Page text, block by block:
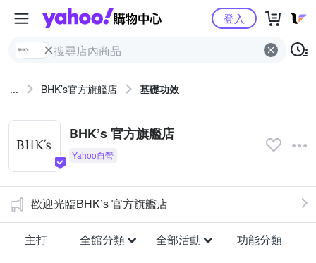
Yahoo購物中心
登入
... BHK’s官方旗艦店 基礎功效
BHK’s 官方旗艦店
歡迎光臨BHK’s 官方旗艦店
主打 全館分類 全部活動 功能分類